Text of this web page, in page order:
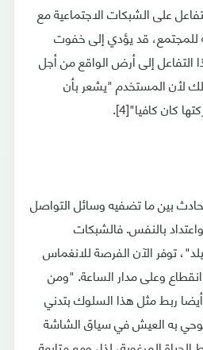
على الشبكات الاجتماعية مع
للمجتمع، قد يؤدي إلى خفوت
التفاعل إلى أرض الواقع من أجل
لأن المستخدم "يشعر بأن
كان كافيا"[4].
بين ما تضفيه وسائل التواصل
بالنفس. فالشبكات
توفر الآن الفرصة للانغماس
وعلى مدار الساعة. "ومن
أيضا ربط مثل هذا السلوك بتدني
يوحي به العيش في سياق الشاشة